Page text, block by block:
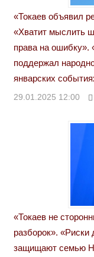
«Токаев объявил
«Хватит мыслить
права на ошибку».
поддержал
январских
29.01.2025 12:00
«Токаев не
разборок». «Риски
защищают семью